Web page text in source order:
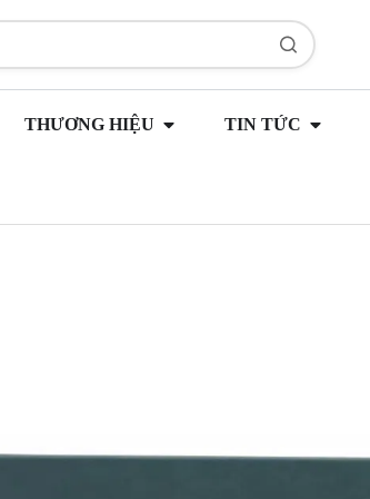
THƯƠNG HIỆU TIN TỨC